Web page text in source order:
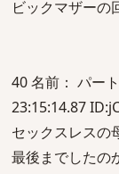
ビックマザーの
40 名前： パー
23:15:14.87
セックスレスの
最後までしたの